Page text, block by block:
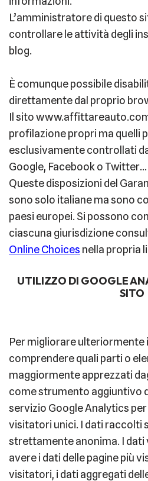
L’amministratore di questo
controllare le attività degli
blog.
È comunque possibile
direttamente dal proprio
Il sito
profilazione propri ma quelli
esclusivamente controllati
Google, Facebook o Twitter…
Queste disposizioni del
sono solo italiane ma sono
paesi europei. Si possono
ciascuna giurisdizione
Online Choices nella propria
UTILIZZO DI GOOGLE
SITO
Per migliorare ulteriormente
comprendere quali parti o
maggiormente apprezzati
come strumento aggiuntivo
servizio Google Analytics
visitatori unici. I dati raccolti
strettamente anonima. I dati
avere i dati delle pagine più
visitatori, i dati aggregati